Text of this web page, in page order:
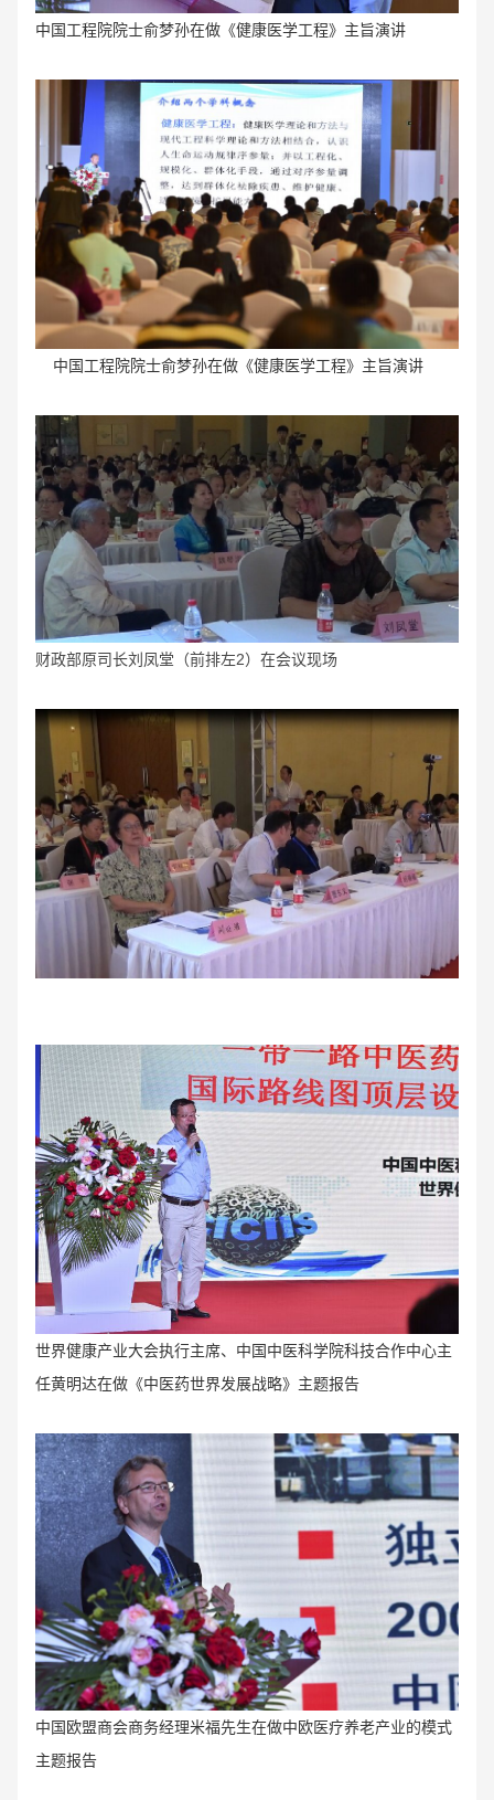
中国工程院院士俞梦孙在做《健康医学工程》主旨演讲
中国工程院院士俞梦孙在做《健康医学工程》主旨演讲
财政部原司长刘凤堂（前排左2）在会议现场
世界健康产业大会执行主席、中国中医科学院科技合作中心主
任黄明达在做《中医药世界发展战略》主题报告
中国欧盟商会商务经理米福先生在做中欧医疗养老产业的模式
主题报告